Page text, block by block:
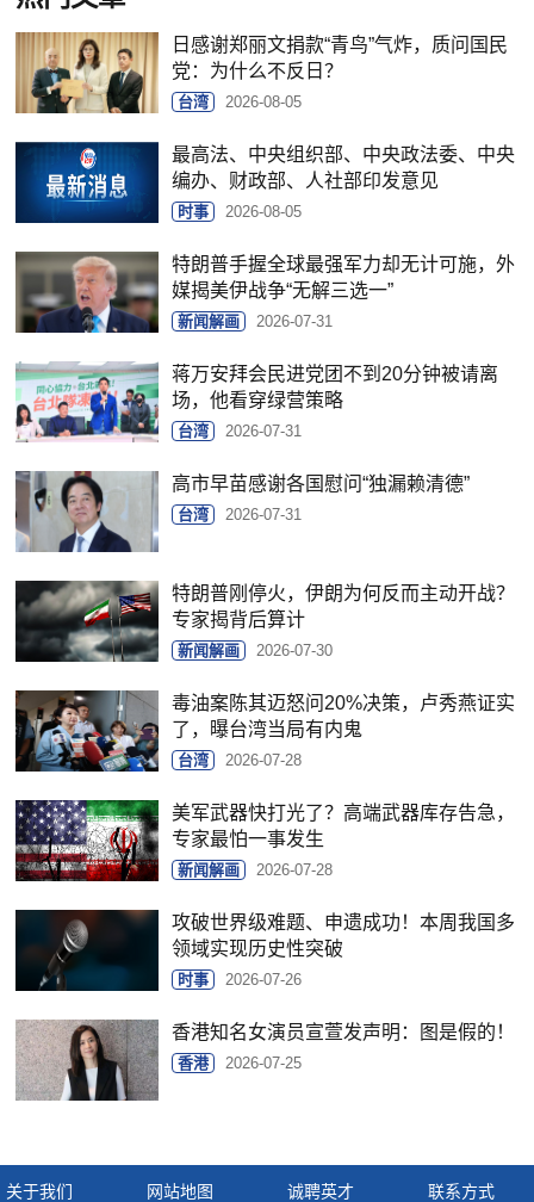
日感谢郑丽文捐款“青鸟”气炸，质问国民
党：为什么不反日？
台湾 2026-08-05
最高法、中央组织部、中央政法委、中央
编办、财政部、人社部印发意见
时事 2026-08-05
特朗普手握全球最强军力却无计可施，外
媒揭美伊战争“无解三选一”
新闻解画 2026-07-31
蒋万安拜会民进党团不到20分钟被请离
场，他看穿绿营策略
台湾 2026-07-31
高市早苗感谢各国慰问“独漏赖清德”
台湾 2026-07-31
特朗普刚停火，伊朗为何反而主动开战？
专家揭背后算计
新闻解画 2026-07-30
毒油案陈其迈怒问20%决策，卢秀燕证实
了，曝台湾当局有内鬼
台湾 2026-07-28
美军武器快打光了？高端武器库存告急，
专家最怕一事发生
新闻解画 2026-07-28
攻破世界级难题、申遗成功！本周我国多
领域实现历史性突破
时事 2026-07-26
香港知名女演员宣萱发声明：图是假的！
香港 2026-07-25
关于我们 网站地图 诚聘英才 联系方式